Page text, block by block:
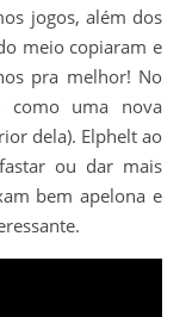
jogos, além dos
meio copiaram e
pra melhor! No
uma nova
dela). Elphelt ao
ou dar mais
bem apelona e